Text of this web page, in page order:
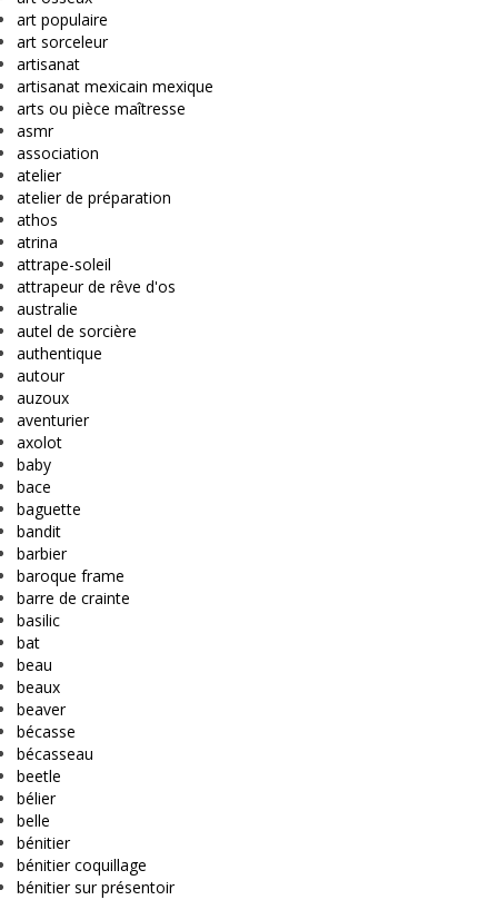
art populaire
art sorceleur
artisanat
artisanat mexicain mexique
arts ou pièce maîtresse
asmr
association
atelier
atelier de préparation
athos
atrina
attrape-soleil
attrapeur de rêve d'os
australie
autel de sorcière
authentique
autour
auzoux
aventurier
axolot
baby
bace
baguette
bandit
barbier
baroque frame
barre de crainte
basilic
bat
beau
beaux
beaver
bécasse
bécasseau
beetle
bélier
belle
bénitier
bénitier coquillage
bénitier sur présentoir